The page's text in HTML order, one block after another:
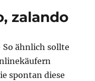
zalando
ähnlich sollte
spontan diese